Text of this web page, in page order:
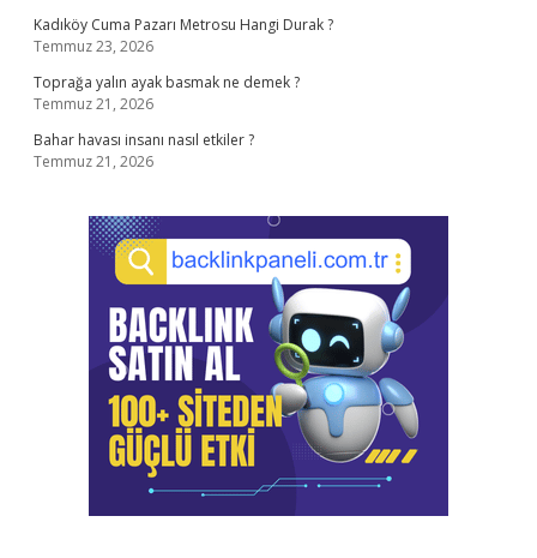
Kadıköy Cuma Pazarı Metrosu Hangi Durak ?
Temmuz 23, 2026
Toprağa yalın ayak basmak ne demek ?
Temmuz 21, 2026
Bahar havası insanı nasıl etkiler ?
Temmuz 21, 2026